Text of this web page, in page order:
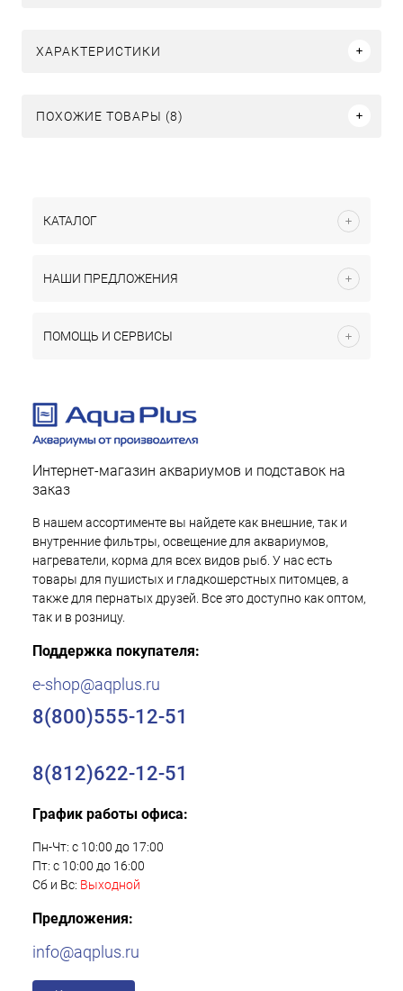
ХАРАКТЕРИСТИКИ
ПОХОЖИЕ ТОВАРЫ (8)
КАТАЛОГ
НАШИ ПРЕДЛОЖЕНИЯ
ПОМОЩЬ И СЕРВИСЫ
Интернет-магазин аквариумов и подставок на
заказ
В нашем ассортименте вы найдете как внешние, так и
внутренние фильтры, освещение для аквариумов,
нагреватели, корма для всех видов рыб. У нас есть
товары для пушистых и гладкошерстных питомцев, а
также для пернатых друзей. Все это доступно как оптом,
так и в розницу.
Поддержка покупателя:
e-shop@aqplus.ru
8(800)555-12-51
8(812)622-12-51
График работы офиса:
Пн-Чт: с 10:00 до 17:00
Пт: с 10:00 до 16:00
Сб и Вс: Выходной
Предложения:
info@aqplus.ru